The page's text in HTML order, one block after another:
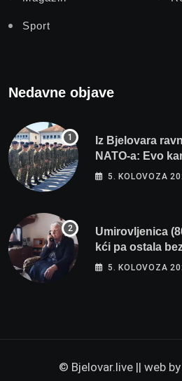
Sport
Nedavne objave
Iz Bjelovara
NATO-a: Evo
vojnika i 6
5. KOLOVOZA
Umirovljenica
kći pa ostala
5. KOLOVOZA
© Bjelovar.live || web by